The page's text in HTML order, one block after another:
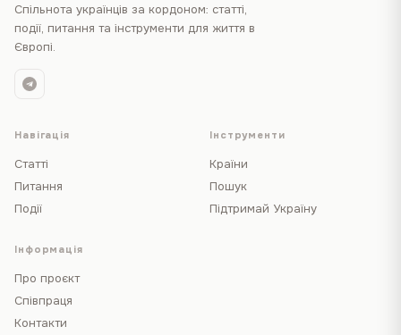
Спільнота українців за кордоном: статті,
події, питання та інструменти для життя в
Європі.
Навігація
Статті
Питання
Події
Інструменти
Країни
Пошук
Підтримай Україну
Інформація
Про проєкт
Співпраця
Контакти